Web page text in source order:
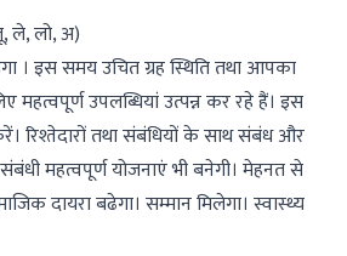
ले, लो, अ)
। इस समय उचित ग्रह स्थिति तथा आपका
उपलब्धियां उत्पन्न कर रहे हैं। इस
रिश्तेदारों तथा संबंधियों के साथ संबंध और
महत्वपूर्ण योजनाएं भी बनेगी। मेहनत से
दायरा बढेगा। सम्मान मिलेगा। स्वास्थ्य